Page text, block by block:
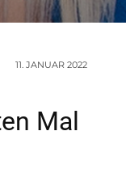
11. JANUAR 2022
Mal